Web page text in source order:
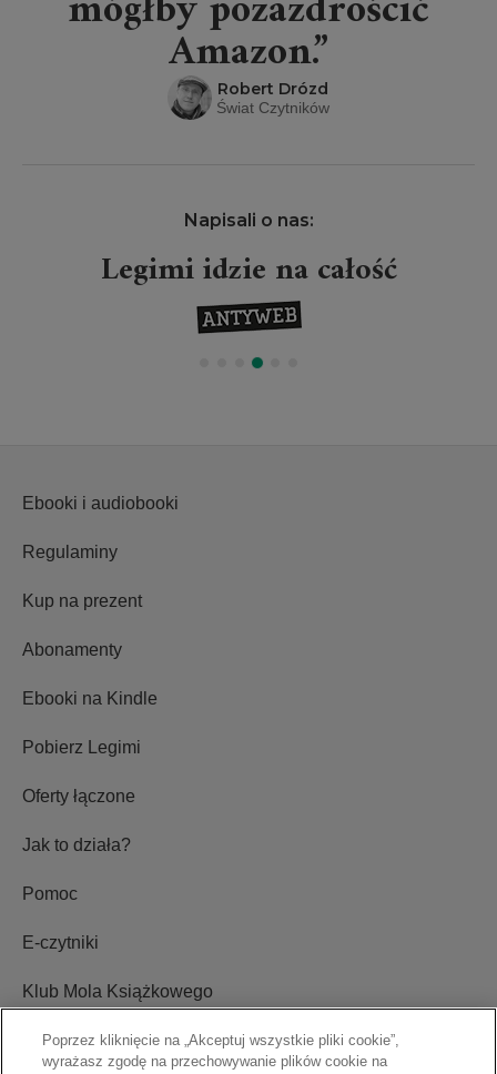
Amazon.”
Robert Drózd
Świat Czytników
Napisali o nas:
Projekt Legimi wielkim
wydarzeniem
Ebooki i audiobooki
Regulaminy
Kup na prezent
Abonamenty
Ebooki na Kindle
Pobierz Legimi
Oferty łączone
Jak to działa?
Pomoc
E-czytniki
Klub Mola Książkowego
Ustawienia plików cookie
Poprzez kliknięcie na „Akceptuj wszystkie pliki cookie”,
wyrażasz zgodę na przechowywanie plików cookie na